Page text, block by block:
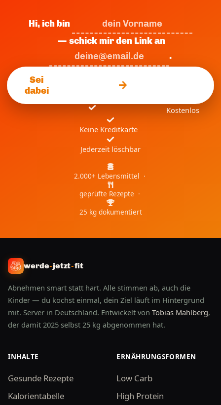
Hi, ich bin
— schick mir den Link an
.
Sei
dabei
Kostenlos
Keine Kreditkarte
Jederzeit löschbar
2.000+ Lebensmittel ·
geprüfte Rezepte ·
25 kg dokumentiert
werde-jetzt-fit
Abnehmen smart statt hart. Alle stimmen ab, auch die
Kinder — du kochst einmal, dein Ziel läuft im Hintergrund
mit. Server in Deutschland. Entwickelt von Tobias Mahlberg,
der damit 2025 selbst 25 kg abgenommen hat.
INHALTE
Gesunde Rezepte
Kalorientabelle
ERNÄHRUNGSFORMEN
Low Carb
High Protein